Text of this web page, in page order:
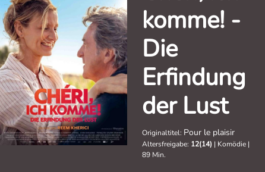
komme! -
Die
Erfindung
der Lust
Originaltitel: Pour le plaisir
Altersfreigabe: 12(14) | Komödie |
89 Min.